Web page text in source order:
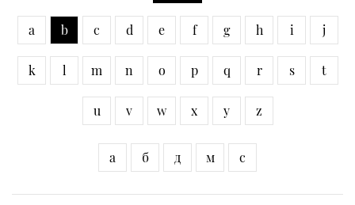
a b c d e f g h i j
k l m n o p q r s t
u v w x y z
а б д м с